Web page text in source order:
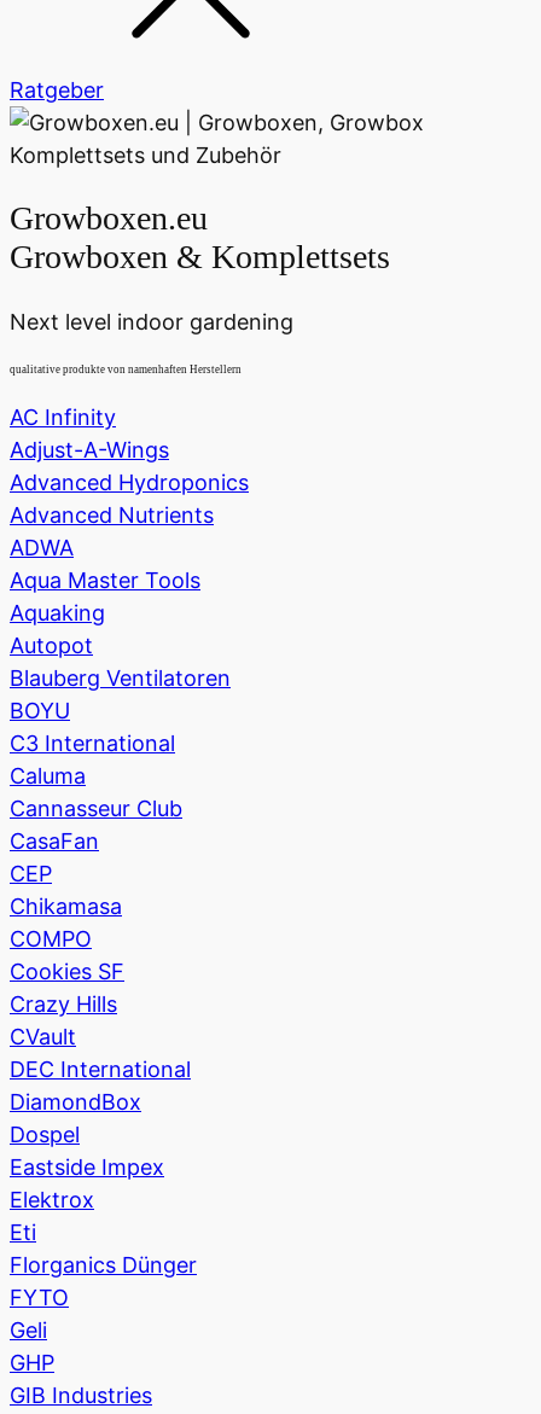
Ratgeber
Growboxen.eu
Growboxen & Komplettsets
Next level indoor gardening
qualitative produkte von namenhaften Herstellern
AC Infinity
Adjust-A-Wings
Advanced Hydroponics
Advanced Nutrients
ADWA
Aqua Master Tools
Aquaking
Autopot
Blauberg Ventilatoren
BOYU
C3 International
Caluma
Cannasseur Club
CasaFan
CEP
Chikamasa
COMPO
Cookies SF
Crazy Hills
CVault
DEC International
DiamondBox
Dospel
Eastside Impex
Elektrox
Eti
Florganics Dünger
FYTO
Geli
GHP
GIB Industries